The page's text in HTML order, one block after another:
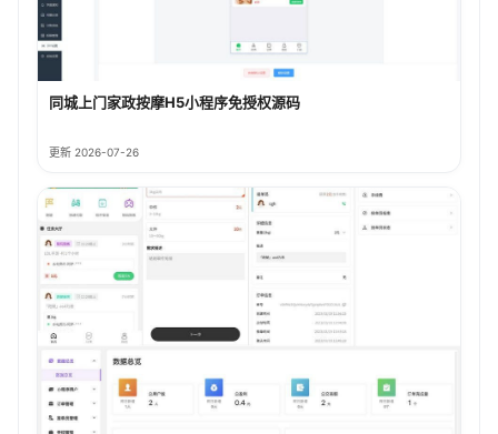
同城上门家政按摩H5小程序免授权源码
更新 2026-07-26